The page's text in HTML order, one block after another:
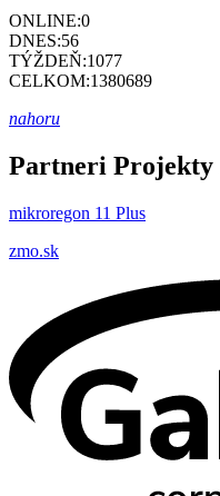
ONLINE:0
DNES:56
TÝŽDEŇ:1077
CELKOM:1380689
nahoru
Partneri Projekty
mikroregon 11 Plus
zmo.sk